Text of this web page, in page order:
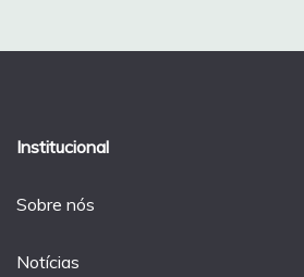
Institucional
Sobre nós
Notícias